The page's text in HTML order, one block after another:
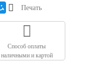
Печать
Способ оплаты
наличными и картой